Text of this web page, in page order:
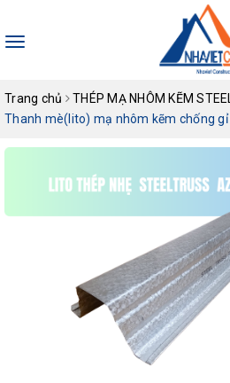
Toggle
Trang chủ
THÉP MẠ NHÔM KẼM
Thanh mè(lito) mạ nhôm kẽm chống gỉ